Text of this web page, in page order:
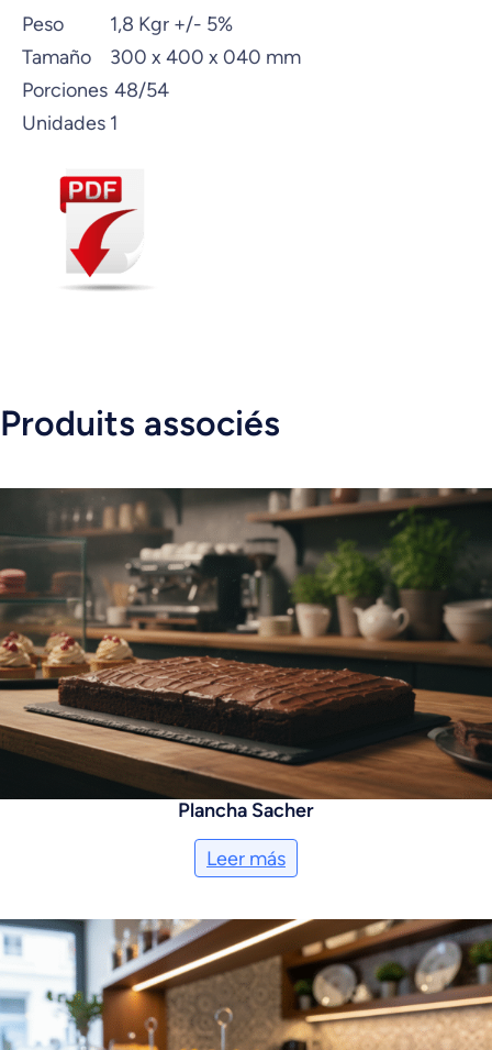
Peso
1,8 Kgr +/- 5%
Tamaño
300 x 400 x 040 mm
Porciones 48/54
Unidades 1
Produits associés
Plancha Sacher
Leer más